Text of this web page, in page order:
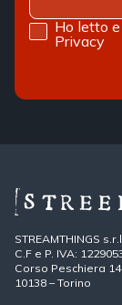
Ho letto
Privacy
STREAMTHINGS s.r.l.
C.F e P. IVA:
Corso Peschiera
10138 – Torino